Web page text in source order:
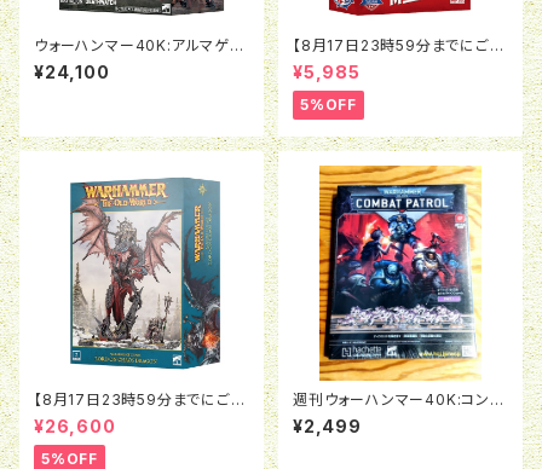
ウォーハンマー40K:アルマゲド
ン・バタリオン：デスウォッチ
¥24,100
【8月17日23時59分までにご予
約で5％OFF】ブラッドボウル：ミ
ノタウロス
¥5,985
5%OFF
【8月17日23時59分までにご予
約で5％OFF】オールドワール
ド：ウォリアー・オヴ・ケイオス：
ロード（ケイオスドラゴン騎乗）
¥26,600
5%OFF
週刊ウォーハンマー40K:コンバ
ットパトロール07号
¥2,499